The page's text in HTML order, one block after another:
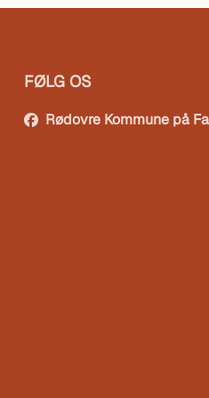
FØLG OS
Rødovre Kommune på